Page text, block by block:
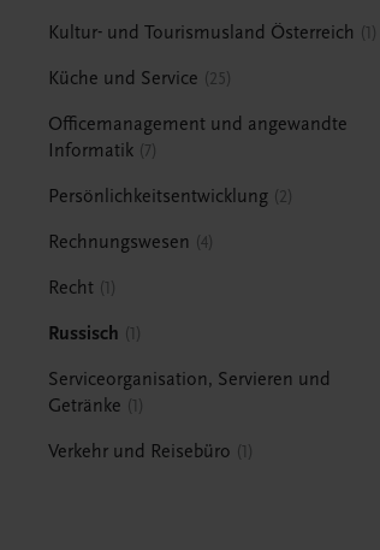
Kultur- und Tourismusland Österreich 1
Küche und Service 25
Officemanagement und angewandte
Informatik 7
Persönlichkeitsentwicklung 2
Rechnungswesen 4
Recht 1
Russisch 1
Serviceorganisation, Servieren und
Getränke
1
Verkehr und Reisebüro 1